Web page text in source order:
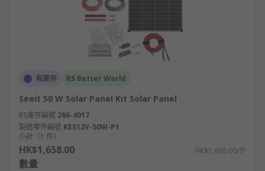
有庫存 RS Better World
Seeit 50 W Solar Panel Kit Solar Panel
RS庫存編號 286-4017
製造零件編號 KES12V-50W-P1
小計（1 件）
HK$1,658.00 HK$1,658.00/件
數量